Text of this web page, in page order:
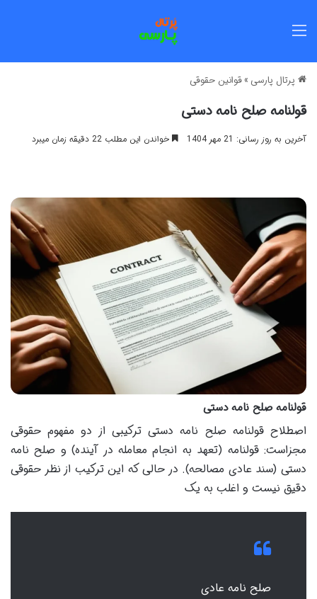
پرتال پارسی »قوانین حقوقی
قولنامه صلح نامه دستی
آخرین به روز رسانی: 21 مهر 1404 خواندن این مطلب 22 دقیقه زمان میبرد
قولنامه صلح نامه دستی
اصطلاح قولنامه صلح نامه دستی ترکیبی از دو مفهوم حقوقی
مجزاست: قولنامه (تعهد به انجام معامله در آینده) و صلح نامه
دستی (سند عادی مصالحه). در حالی که این ترکیب از نظر حقوقی
دقیق نیست و اغلب به یک
صلح نامه عادی